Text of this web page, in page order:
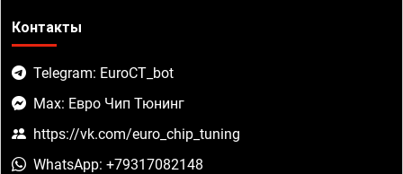
Контакты
Telegram: EuroCT_bot
Max: Евро Чип Тюнинг
https://vk.com/euro_chip_tuning
WhatsApp: +79317082148